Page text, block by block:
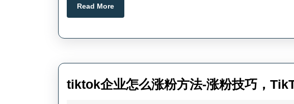
Read MoreRead
More
tiktok企业怎么涨粉方法-涨粉技巧，